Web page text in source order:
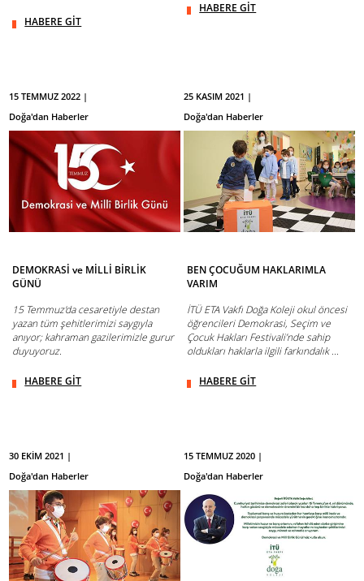
HABERE GİT
HABERE GİT
15 TEMMUZ 2022 |
Doğa'dan Haberler
DEMOKRASİ ve MİLLİ BİRLİK
GÜNÜ
15 Temmuz'da cesaretiyle destan
yazan tüm şehitlerimizi saygıyla
anıyor; kahraman gazilerimizle gurur
duyuyoruz.
HABERE GİT
25 KASIM 2021 |
Doğa'dan Haberler
BEN ÇOCUĞUM HAKLARIMLA
VARIM
İTÜ ETA Vakfı Doğa Koleji okul öncesi
öğrencileri Demokrasi, Seçim ve
Çocuk Hakları Festivali’nde sahip
oldukları haklarla ilgili farkındalık ...
HABERE GİT
30 EKİM 2021 |
Doğa'dan Haberler
15 TEMMUZ 2020 |
Doğa'dan Haberler